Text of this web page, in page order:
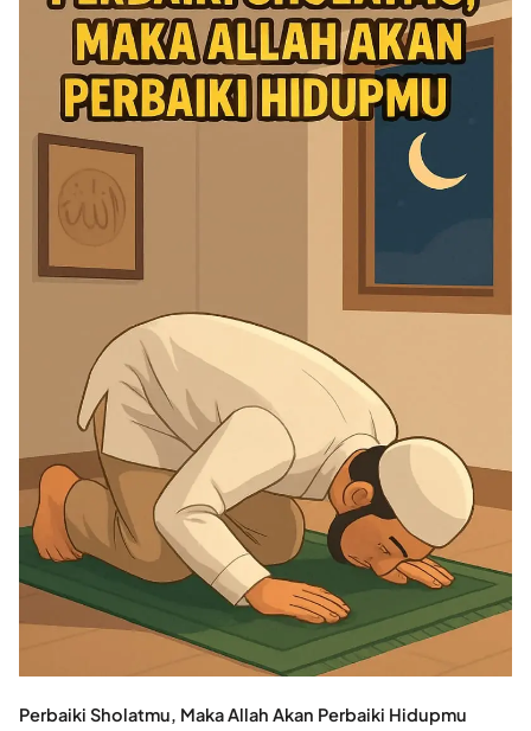
Perbaiki Sholatmu, Maka Allah Akan Perbaiki Hidupmu